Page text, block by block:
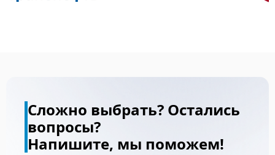
Сложно выбрать? Остались
вопросы?
Напишите, мы поможем!